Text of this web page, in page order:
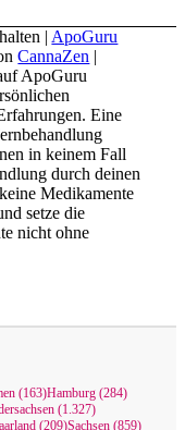
| ApoGuru
CannaZen |
ApoGuru
Eine
in keinem Fall
durch deinen
Medikamente
setze die
nicht ohne
(163)Hamburg (284)
(1.327)
(209)Sachsen (859)